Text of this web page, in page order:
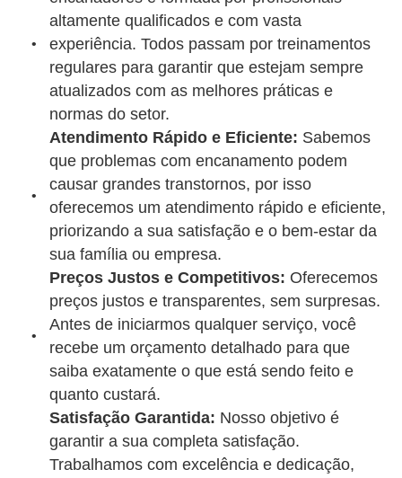
altamente qualificados e com vasta
experiência. Todos passam por treinamentos
regulares para garantir que estejam sempre
atualizados com as melhores práticas e
normas do setor.
Atendimento Rápido e Eficiente: Sabemos
que problemas com encanamento podem
causar grandes transtornos, por isso
oferecemos um atendimento rápido e eficiente,
priorizando a sua satisfação e o bem-estar da
sua família ou empresa.
Preços Justos e Competitivos: Oferecemos
preços justos e transparentes, sem surpresas.
Antes de iniciarmos qualquer serviço, você
recebe um orçamento detalhado para que
saiba exatamente o que está sendo feito e
quanto custará.
Satisfação Garantida: Nosso objetivo é
garantir a sua completa satisfação.
Trabalhamos com excelência e dedicação,